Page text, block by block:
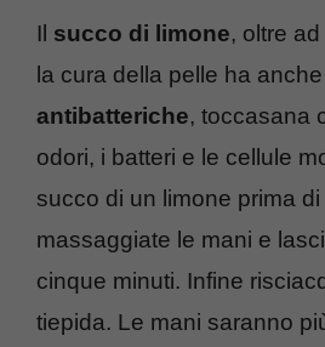
Il succo di limone, oltre
la cura della pelle ha anche
antibatteriche, toccasana
odori, i batteri e le cellule
succo di un limone prima
massaggiate le mani e
cinque minuti. Infine
tiepida. Le mani saranno